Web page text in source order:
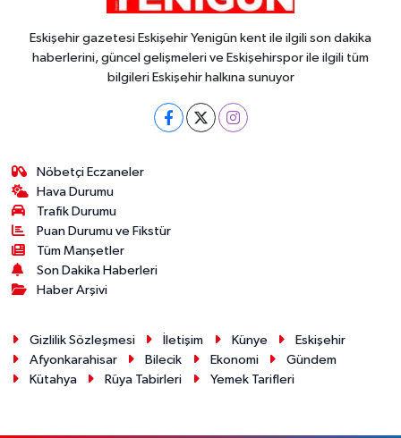
Eskişehir gazetesi Eskişehir Yenigün kent ile ilgili son dakika
haberlerini, güncel gelişmeleri ve Eskişehirspor ile ilgili tüm
bilgileri Eskişehir halkına sunuyor
Nöbetçi Eczaneler
Hava Durumu
Trafik Durumu
Puan Durumu ve Fikstür
Tüm Manşetler
Son Dakika Haberleri
Haber Arşivi
Gizlilik Sözleşmesi İletişim Künye
Eskişehir
Afyonkarahisar
Bilecik Ekonomi
Gündem
Kütahya
Rüya Tabirleri Yemek Tarifleri